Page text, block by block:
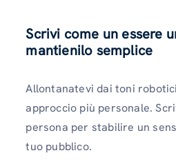
Scrivi come un essere
mantienilo semplice
Allontanatevi dai toni
approccio più personale.
persona per stabilire un
tuo pubblico.